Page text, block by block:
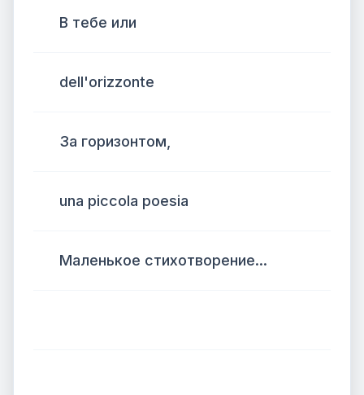
В тебе или
dell'orizzonte
За горизонтом,
una piccola poesia
Маленькое стихотворение...